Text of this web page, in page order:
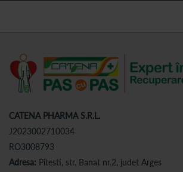
CATENA PHARMA S.R.L.
J2023002710034
RO3008793
Adresa: Pitesti, str. Banat nr.2, judet Arges